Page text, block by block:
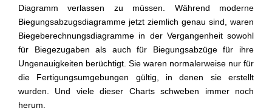
Diagramm verlassen zu müssen. Während moderne
Biegungsabzugsdiagramme jetzt ziemlich genau sind, waren
Biegeberechnungsdiagramme in der Vergangenheit sowohl
für Biegezugaben als auch für Biegungsabzüge für ihre
Ungenauigkeiten berüchtigt. Sie waren normalerweise nur für
die Fertigungsumgebungen gültig, in denen sie erstellt
wurden. Und viele dieser Charts schweben immer noch
herum.